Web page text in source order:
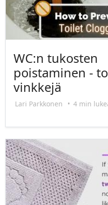
WC:n tukosten
poistaminen -
vinkkejä
Lari Parkkonen • 4 min